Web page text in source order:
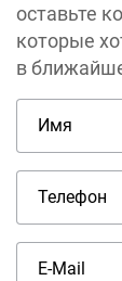
оставьте
которые
в
Имя
Телефон
E-Mail